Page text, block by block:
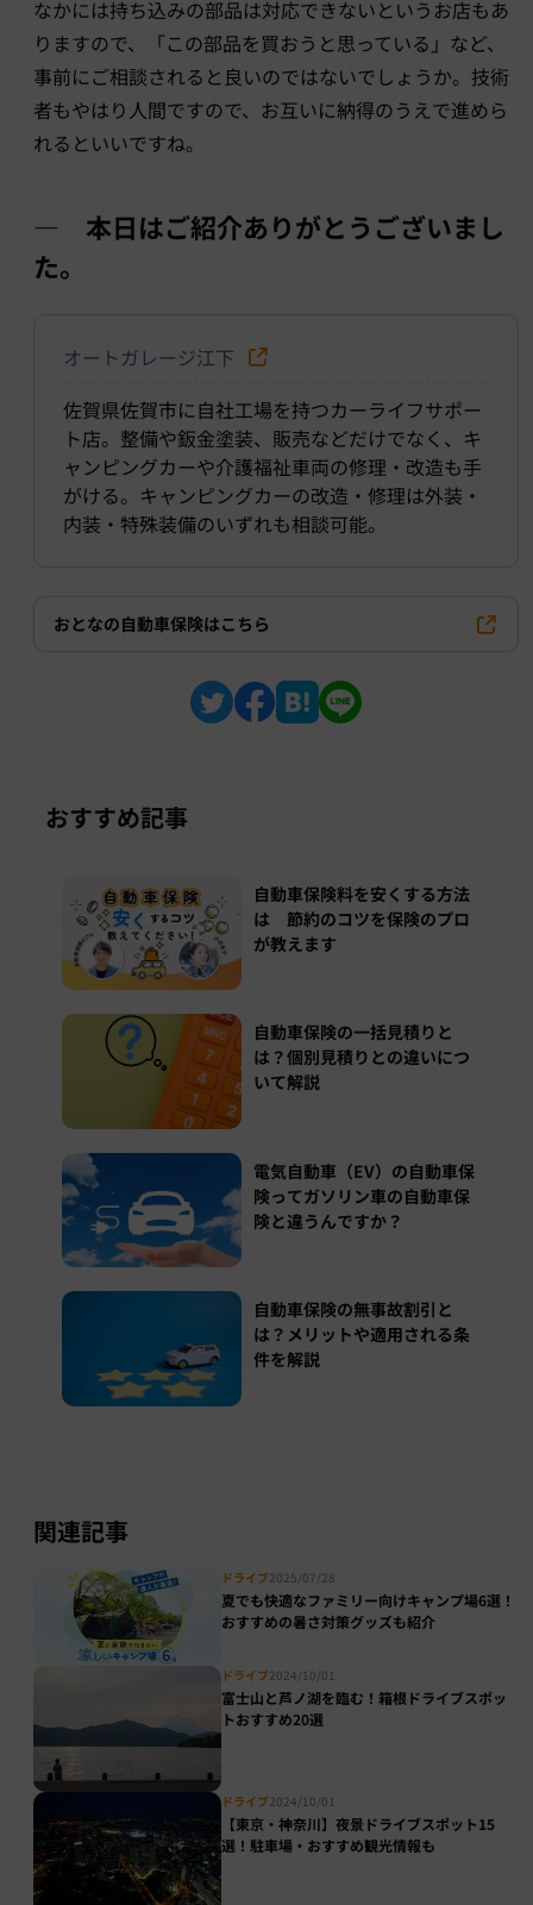
なかには持ち込みの部品は対応できないというお店もあ
りますので、「この部品を買おうと思っている」など、
事前にご相談されると良いのではないでしょうか。技術
者もやはり人間ですので、お互いに納得のうえで進めら
れるといいですね。
― 本日はご紹介ありがとうございまし
た。
オートガレージ江下
佐賀県佐賀市に自社工場を持つカーライフサポー
ト店。整備や鈑金塗装、販売などだけでなく、キ
ャンピングカーや介護福祉車両の修理・改造も手
がける。キャンピングカーの改造・修理は外装・
内装・特殊装備のいずれも相談可能。
おとなの自動車保険はこちら
おすすめ記事
自動車保険料を安くする方法
は 節約のコツを保険のプロ
が教えます
自動車保険の一括見積りと
は？個別見積りとの違いにつ
いて解説
電気自動車（EV）の自動車保
険ってガソリン車の自動車保
険と違うんですか？
自動車保険の無事故割引と
は？メリットや適用される条
件を解説
関連記事
ドライブ2025/07/28
夏でも快適なファミリー向けキャンプ場6選！
おすすめの暑さ対策グッズも紹介
ドライブ2024/10/01
富士山と芦ノ湖を臨む！箱根ドライブスポッ
トおすすめ20選
ドライブ2024/10/01
【東京・神奈川】夜景ドライブスポット15
選！駐車場・おすすめ観光情報も